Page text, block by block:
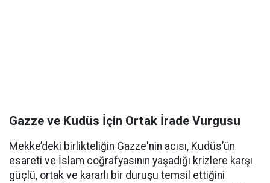
Gazze ve Kudüs İçin Ortak İrade Vurgusu
Mekke’deki birlikteliğin Gazze'nin acısı, Kudüs’ün
esareti ve İslam coğrafyasının yaşadığı krizlere karşı
güçlü, ortak ve kararlı bir duruşu temsil ettiğini